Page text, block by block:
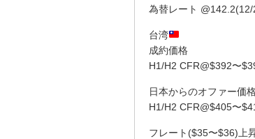
為替レート @142.2(12/
台湾
成約価格
H1/H2 CFR@$392〜
日本からのオファー価
H1/H2 CFR@$405〜
フレート($35〜$36)上